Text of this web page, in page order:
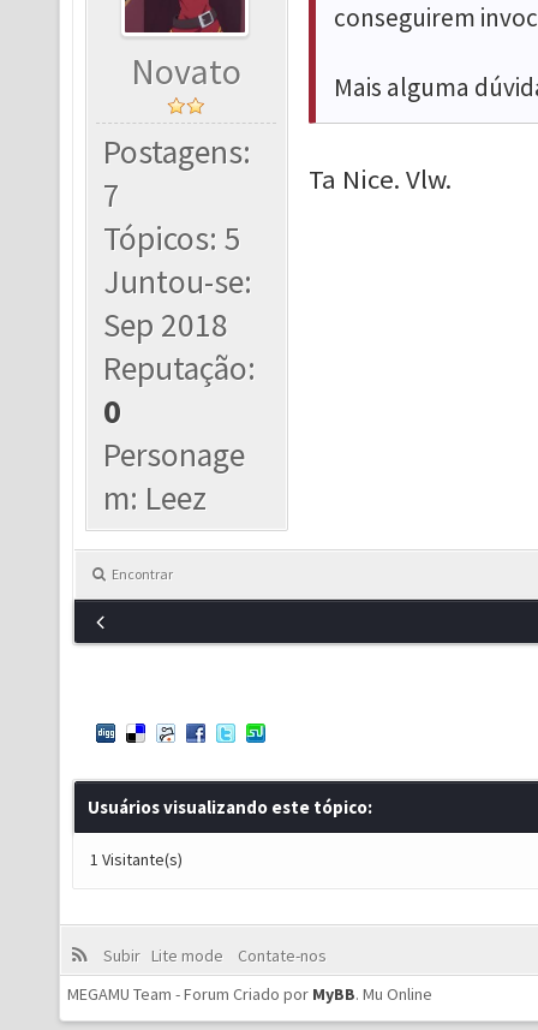
Novato
Postagens:
7
Tópicos: 5
Juntou-se:
Sep 2018
Reputação:
0
Personage
m: Leez
conseguirem
Mais alguma
Ta Nice. Vlw.
Encontrar
Usuários visualizando este tópico:
1 Visitante(s)
Subir Lite mode
Contate-nos
MEGAMU Team - Forum Criado por MyBB. Mu Online